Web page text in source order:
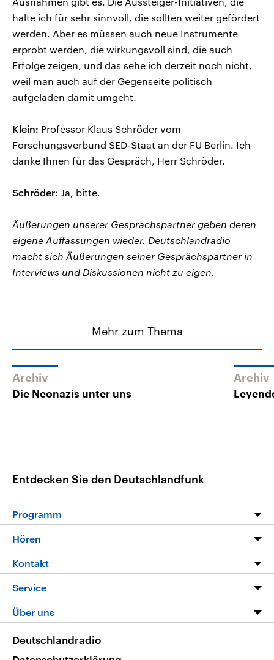
halte ich für sehr sinnvoll, die sollten weiter gefördert
werden. Aber es müssen auch neue Instrumente
erprobt werden, die wirkungsvoll sind, die auch
Erfolge zeigen, und das sehe ich derzeit noch nicht,
weil man auch auf der Gegenseite politisch
aufgeladen damit umgeht.
Klein: Professor Klaus Schröder vom
Forschungsverbund SED-Staat an der FU Berlin. Ich
danke Ihnen für das Gespräch, Herr Schröder.
Schröder: Ja, bitte.
Äußerungen unserer Gesprächspartner geben deren
eigene Auffassungen wieder. Deutschlandradio
macht sich Äußerungen seiner Gesprächspartner in
Interviews und Diskussionen nicht zu eigen.
Mehr zum Thema
Archiv
Die Neonazis unter uns
Archiv
Entdecken Sie den Deutschlandfunk
Programm
Programm
Die Nachrichten
Nachrichtenleicht
Neue Beiträge auf dlf.de
Hören
Livestream
Podcasts
Deutschlandfunk App
Nachrichten App
Frequenzen
Kontakt
Hörerservice
Service
FAQ
Veranstaltungen
Über uns
Deutschlandradio